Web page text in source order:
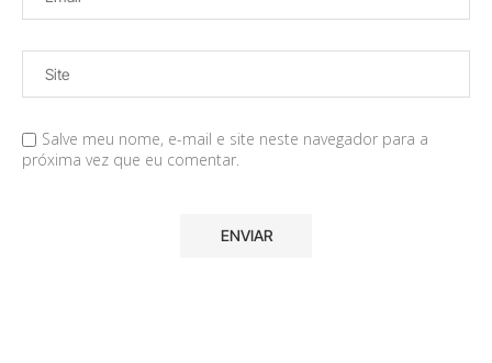
Salve meu nome, e-mail e site neste navegador para a
próxima vez que eu comentar.